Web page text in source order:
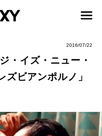
2016/07/22
・イズ・ニュー・
ズビアンポルノ」